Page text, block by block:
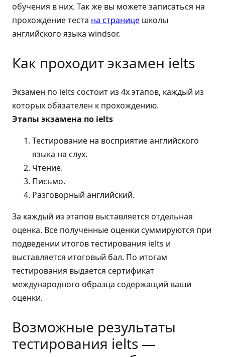
обучения в них. Так же вы можете записаться на
прохождение теста на странице школы
английского языка windsor.
Как проходит экзамен ielts
Экзамен по ielts состоит из 4х этапов, каждый из
которых обязателен к прохождению.
Этапы экзамена по ielts
Тестирование на восприятие английского
языка на слух.
Чтение.
Письмо.
Разговорный английский.
За каждый из этапов выставляется отдельная
оценка. Все полученные оценки суммируются при
подведении итогов тестирования ielts и
выставляется итоговый бал. По итогам
тестирования выдается сертификат
международного образца содержащий ваши
оценки.
Возможные результаты
тестирования ielts —